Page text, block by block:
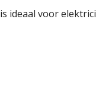
ideaal voor